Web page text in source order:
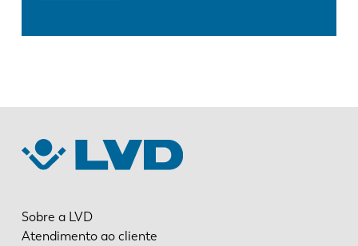
Sobre a LVD
Atendimento ao cliente